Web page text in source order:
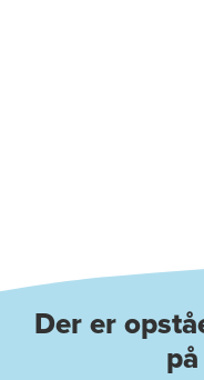
Der er